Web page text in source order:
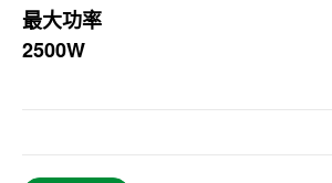
最大功率
2500W